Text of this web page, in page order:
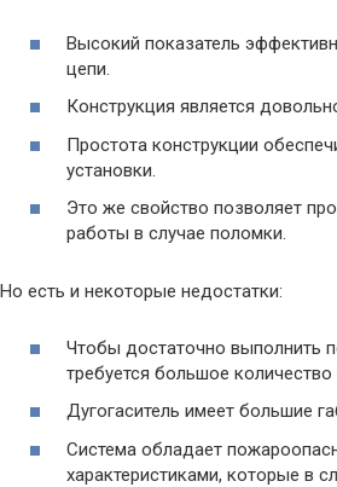
Высокий показатель
цепи.
Конструкция является
Простота конструкции
установки.
Это же свойство позволяет
работы в случае поломки.
Но есть и некоторые недостатки:
Чтобы достаточно выполнить
требуется большое количество
Дугогаситель имеет большие
Система обладает
характеристиками, которые в